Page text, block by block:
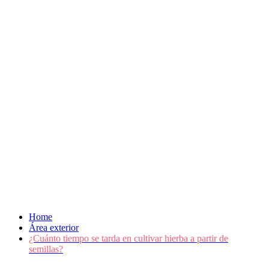
Home
Área exterior
¿Cuánto tiempo se tarda en cultivar hierba a partir de
semillas?